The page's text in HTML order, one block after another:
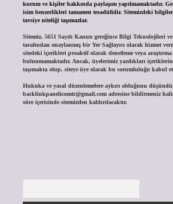
kurum ve kişiler hakkında paylaşım yapılmamaktadır.
isim benzerlikleri tamamen tesadüfidir. Sitemizdeki
tavsiye niteliği taşımazlar.
Sitemiz, 5651 Sayılı Kanun gereğince Bilgi Teknolojileri
tarafından onaylanmış bir Yer Sağlayıcı olarak hizmet
sitedeki içerikleri proaktif olarak denetleme veya
bulunmamaktadır. Ancak, üyelerimiz yazdıkları
taşımakta olup, siteye üye olarak bu sorumluluğu kabul
Hukuka ve yasal düzenlemelere aykırı olduğunu
backlinkpanelicomtr@gmail.comadresine bildirmeniz
süre içerisinde sitemizden kaldırılacaktır.